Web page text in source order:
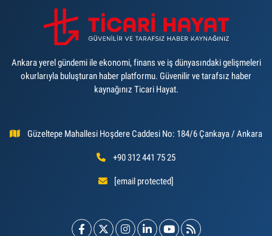
Ankara yerel gündemi ile ekonomi, finans ve iş dünyasındaki gelişmeleri
okurlarıyla buluşturan haber platformu. Güvenilir ve tarafsız haber
kaynağınız Ticari Hayat.
Güzeltepe Mahallesi Hoşdere Caddesi No: 184/6 Çankaya / Ankara
+90 312 441 75 25
[email protected]